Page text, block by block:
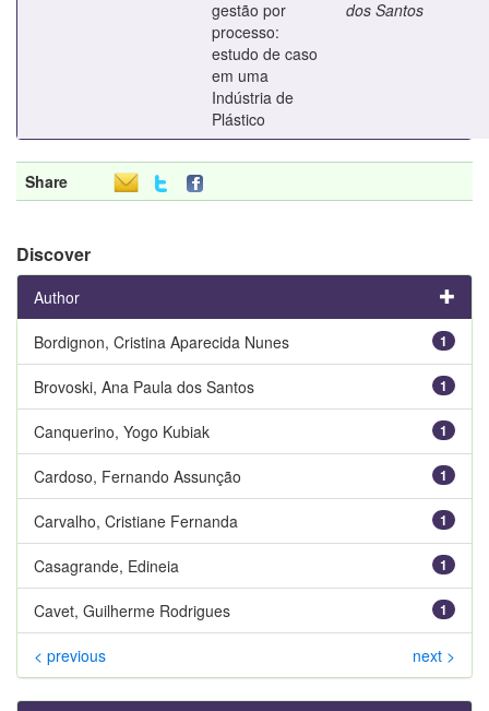
gestão por
processo:
estudo de caso
em uma
Indústria de
Plástico
dos Santos
Share
Discover
Author
1
Bordignon, Cristina Aparecida Nunes
1
Brovoski, Ana Paula dos Santos
1
Canquerino, Yogo Kubiak
1
Cardoso, Fernando Assunção
1
Carvalho, Cristiane Fernanda
1
Casagrande, Edineia
1
Cavet, Guilherme Rodrigues
< previous next >